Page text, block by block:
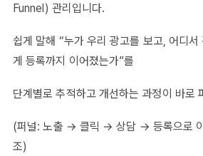
Funnel) 관리입니다.
쉽게 말해 “누가 우리 광고를 보고, 어디서
게 등록까지 이어졌는가”를
단계별로 추적하고 개선하는 과정이 바로
(퍼널: 노출 → 클릭 → 상담 → 등록으로
조)